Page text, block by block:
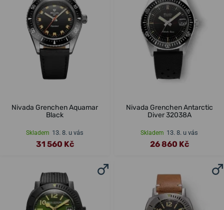
Nivada Grenchen Aquamar
Black
Skladem 13. 8. u vás
31 560 Kč
Nivada Grenchen Antarctic
Diver 32038A
Skladem 13. 8. u vás
26 860 Kč